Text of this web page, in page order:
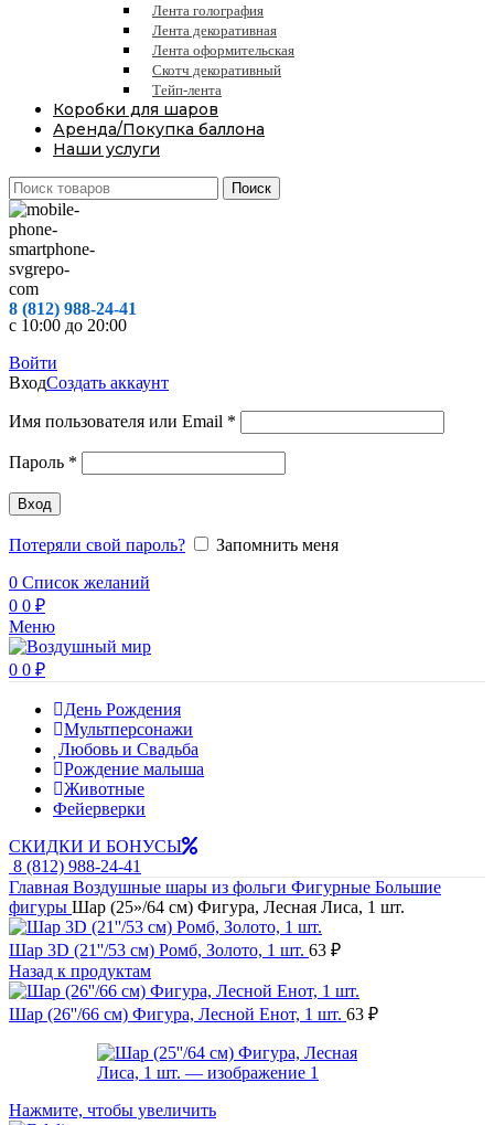
Лента голография
Лента декоративная
Лента оформительская
Скотч декоративный
Тейп-лента
Коробки для шаров
Аренда/Покупка баллона
Наши услуги
Поиск
8 (812) 988-24-41
с 10:00 до 20:00
Войти
ВходСоздать аккаунт
Имя пользователя или Email *
Пароль *
Вход
Потеряли свой пароль?
Запомнить меня
0 Список желаний
0 0 ₽
Меню
0 0 ₽
День Рождения
Мультперсонажи
Любовь и Свадьба
Рождение малыша
Животные
Фейерверки
СКИДКИ И БОНУСЫ
8 (812) 988-24-41
Главная Воздушные шары из фольги Фигурные Большие
фигуры Шар (25»/64 см) Фигура, Лесная Лиса, 1 шт.
Шар 3D (21''/53 см) Ромб, Золото, 1 шт. 63 ₽
Назад к продуктам
Шар (26''/66 см) Фигура, Лесной Енот, 1 шт. 63 ₽
Нажмите, чтобы увеличить